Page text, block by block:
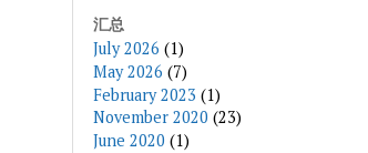
汇总
July 2026 (1)
May 2026 (7)
February 2023 (1)
November 2020 (23)
June 2020 (1)